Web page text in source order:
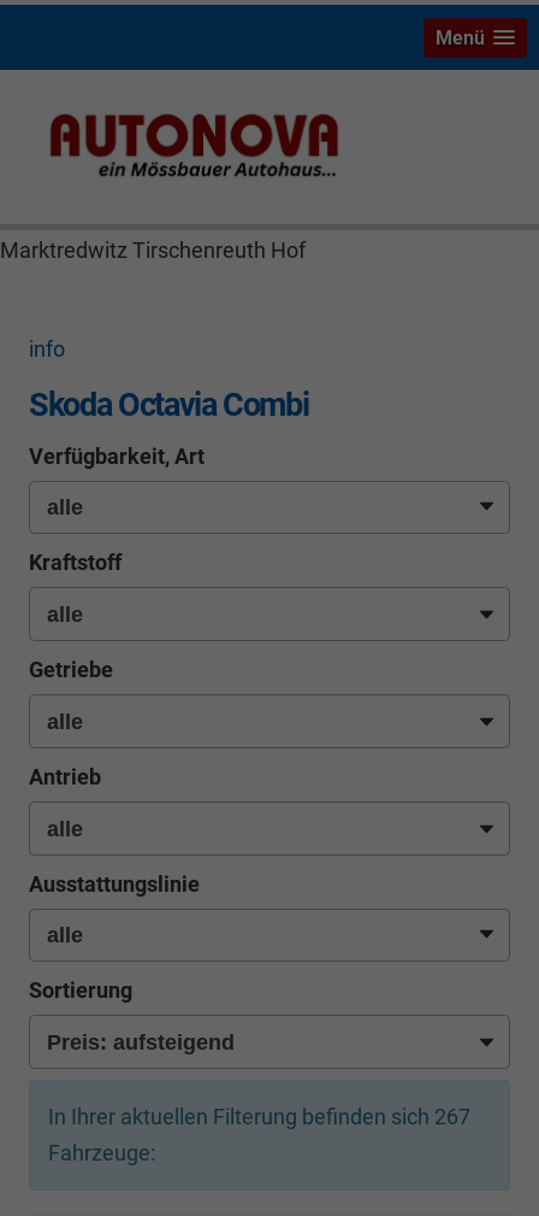
Skoda Octavia Bayreuth Nützel Mössbauer Autonova
Brucker Räthel MGS Autohaus günstig Finanzierung
Marktredwitz Tirschenreuth Hof
Menü
info
Skoda Octavia Combi
Verfügbarkeit, Art
Kraftstoff
Getriebe
Antrieb
Ausstattungslinie
Sortierung
In Ihrer aktuellen Filterung befinden sich 267
Fahrzeuge: